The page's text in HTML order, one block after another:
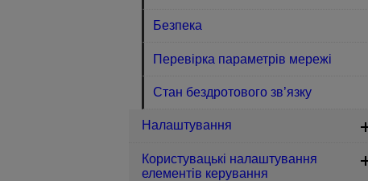
Безпека
Перевірка параметрів мережі
Стан бездротового зв’язку
Налаштування
Користувацькі налаштування
елементів керування